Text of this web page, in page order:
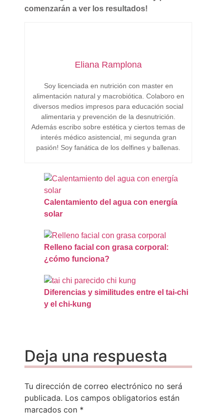
comenzarán a ver los resultados!
Eliana Ramplona
Soy licenciada en nutrición con master en
alimentación natural y macrobiótica. Colaboro en
diversos medios impresos para educación social
alimentaria y prevención de la desnutrición.
Además escribo sobre estética y ciertos temas de
interés médico asistencial, mi segunda gran
pasión! Soy fanática de los delfines y ballenas.
Calentamiento del agua con energía
solar
Relleno facial con grasa corporal:
¿cómo funciona?
Diferencias y similitudes entre el tai-chi
y el chi-kung
Deja una respuesta
Tu dirección de correo electrónico no será
publicada. Los campos obligatorios están
marcados con *